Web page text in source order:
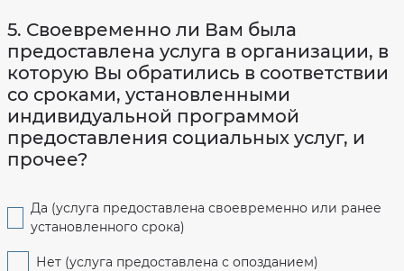
5. Своевременно ли Вам была
предоставлена услуга в организации, в
которую Вы обратились в соответствии
со сроками, установленными
индивидуальной программой
предоставления социальных услуг, и
прочее?
Да (услуга предоставлена своевременно или ранее
установленного срока)
Нет (услуга предоставлена с опозданием)